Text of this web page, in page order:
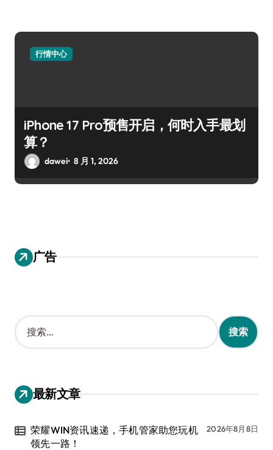
行情中心
iPhone 17 Pro预售开启，何时入手最划
算？
dawei 8 月 1, 2026
广告
搜
索
：
最新文章
荣耀WIN资讯速递，手机管家助您玩机
领先一路！
2026年8月8日